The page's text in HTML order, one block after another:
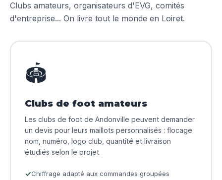
Clubs amateurs, organisateurs d'EVG, comités
d'entreprise... On livre tout le monde en Loiret.
🏟️
Clubs de foot amateurs
Les clubs de foot de Andonville peuvent demander
un devis pour leurs maillots personnalisés : flocage
nom, numéro, logo club, quantité et livraison
étudiés selon le projet.
Chiffrage adapté aux commandes groupées